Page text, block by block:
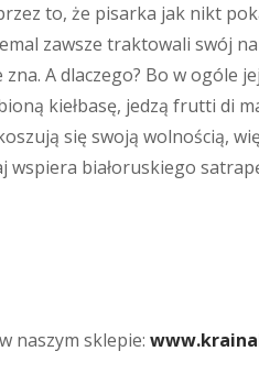
to, że pisarka jak nikt
zawsze traktowali swój
A dlaczego? Bo w ogóle
kiełbasę, jedzą frutti di
się swoją wolnością,
białoruskiego
naszym sklepie: